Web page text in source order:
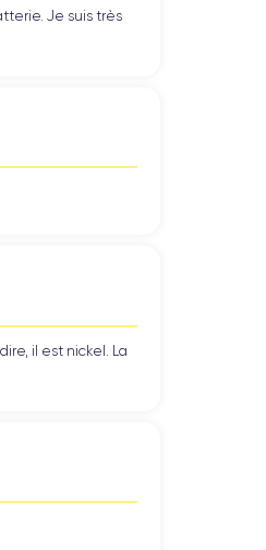
Je suis très
il est nickel. La